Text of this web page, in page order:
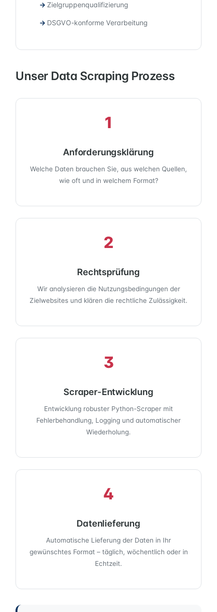
Zielgruppenqualifizierung
DSGVO-konforme Verarbeitung
Unser Data Scraping Prozess
1
Anforderungsklärung
Welche Daten brauchen Sie, aus welchen Quellen,
wie oft und in welchem Format?
2
Rechtsprüfung
Wir analysieren die Nutzungsbedingungen der
Zielwebsites und klären die rechtliche Zulässigkeit.
3
Scraper-Entwicklung
Entwicklung robuster Python-Scraper mit
Fehlerbehandlung, Logging und automatischer
Wiederholung.
4
Datenlieferung
Automatische Lieferung der Daten in Ihr
gewünschtes Format – täglich, wöchentlich oder in
Echtzeit.